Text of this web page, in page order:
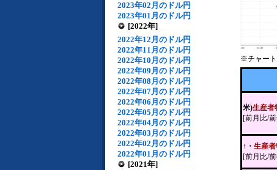
2023年02月のドル円
2023年01月のドル円
[2022年]
2022年12月のドル円
2022年11月のドル円
2022年10月のドル円
2022年09月のドル円
2022年08月のドル円
2022年07月のドル円
2022年06月のドル円
2022年05月のドル円
2022年04月のドル円
2022年03月のドル円
2022年02月のドル円
2022年01月のドル円
[2021年]
※チャー
米)生産者
[前月比/
↑・ 生産者
[前月比/